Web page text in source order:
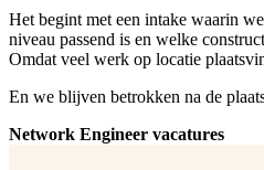
Het begint met een intake waarin
niveau passend is en welke
Omdat veel werk op locatie
En we blijven betrokken na de
Network Engineer vacatures